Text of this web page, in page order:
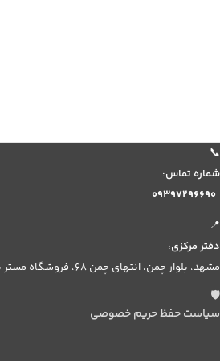
📞
شماره تماس:
۰۹۳۹۷۲۹۶۶۹۰
📍
دفتر مرکزی:
مشهد، بلوار چمن، انتهای چمن ۶۸، فروشگاه مستر یدک
🛡️
سیاست حفظ حریم خصوصی